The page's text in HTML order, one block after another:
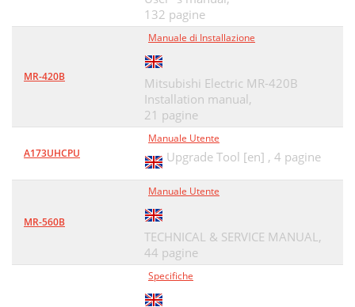
132 pagine
MR-420B
Manuale di Installazione
Mitsubishi Electric MR-420B
Installation manual,
21 pagine
A173UHCPU
Manuale Utente
Upgrade Tool [en] , 4 pagine
MR-560B
Manuale Utente
TECHNICAL & SERVICE MANUAL,
44 pagine
Specifiche